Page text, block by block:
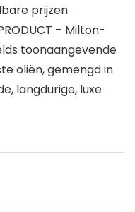
prijzen
– Milton-
toonaangevende
oliën, gemengd in
langdurige, luxe